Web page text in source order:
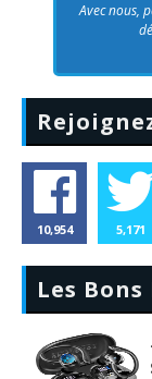
Avec nous,
10,954 5,171
Les Bons